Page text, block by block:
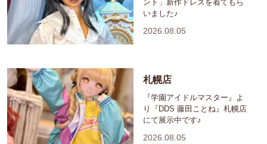
ント」新作ドレスを着てもら
いました♪
2026.08.05
札幌店
『学園アイドルマスター』よ
り『DDS 藤田ことね』札幌店
にて展示中です♪
2026.08.05